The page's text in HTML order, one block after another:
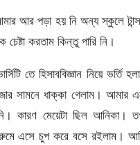
আর পড়া হয় নি অন্য স্কুলে
করতাম কিন্তু পারি নি।
তে হিসাববিজ্ঞান নিয়ে
সামনে ধাক্কা গেলাম। আমার
কারণ মেয়েটা ছিল আনিকা।
এসে চুপ করে বসে রইলাম।